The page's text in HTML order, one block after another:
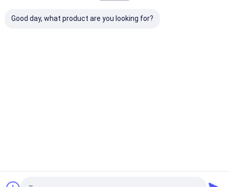
Good day, what product are you looking for?